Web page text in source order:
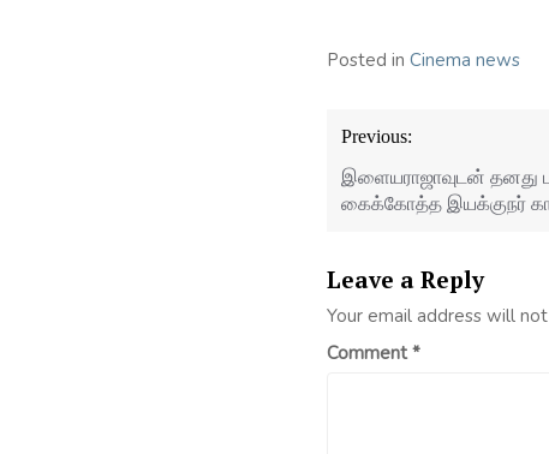
Posted in Cinema news
Post
navigation
Previous:
இளையராஜாவுடன் தனது
கைக்கோத்த இயக்குநர்
Leave a Reply
Your email address will
Comment*